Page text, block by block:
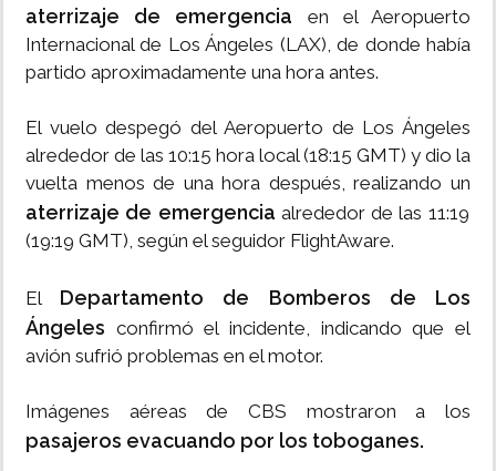
aterrizaje de emergencia en el Aeropuerto
Internacional de Los Ángeles (LAX), de donde había
partido aproximadamente una hora antes.
El vuelo despegó del Aeropuerto de Los Ángeles
alrededor de las 10:15 hora local (18:15 GMT) y dio la
vuelta menos de una hora después, realizando un
aterrizaje de emergencia alrededor de las 11:19
(19:19 GMT), según el seguidor FlightAware.
El Departamento de Bomberos de Los
Ángeles confirmó el incidente, indicando que el
avión sufrió problemas en el motor.
Imágenes aéreas de CBS mostraron a los
pasajeros evacuando por los toboganes.